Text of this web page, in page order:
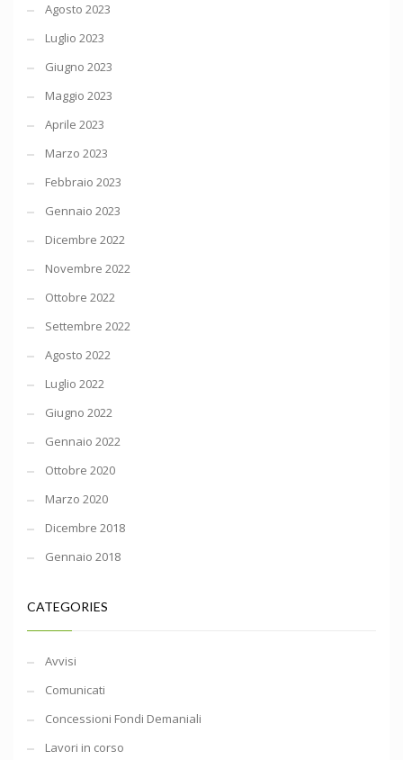
Agosto 2023
Luglio 2023
Giugno 2023
Maggio 2023
Aprile 2023
Marzo 2023
Febbraio 2023
Gennaio 2023
Dicembre 2022
Novembre 2022
Ottobre 2022
Settembre 2022
Agosto 2022
Luglio 2022
Giugno 2022
Gennaio 2022
Ottobre 2020
Marzo 2020
Dicembre 2018
Gennaio 2018
CATEGORIES
Avvisi
Comunicati
Concessioni Fondi Demaniali
Lavori in corso